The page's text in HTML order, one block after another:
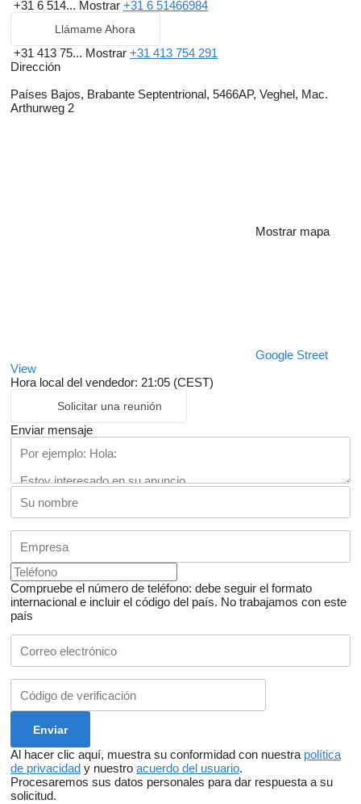
+31 6 514... Mostrar +31 6 51466984
Llámame Ahora
+31 413 75... Mostrar +31 413 754 291
Dirección
Países Bajos, Brabante Septentrional, 5466AP, Veghel, Mac.
Arthurweg 2
Mostrar mapa
Google Street
View
Hora local del vendedor: 21:05 (CEST)
Solicitar una reunión
Enviar mensaje
Compruebe el número de teléfono: debe seguir el formato
internacional e incluir el código del país. No trabajamos con este
país
Al hacer clic aquí, muestra su conformidad con nuestra política
de privacidad y nuestro acuerdo del usuario.
Procesaremos sus datos personales para dar respuesta a su
solicitud.